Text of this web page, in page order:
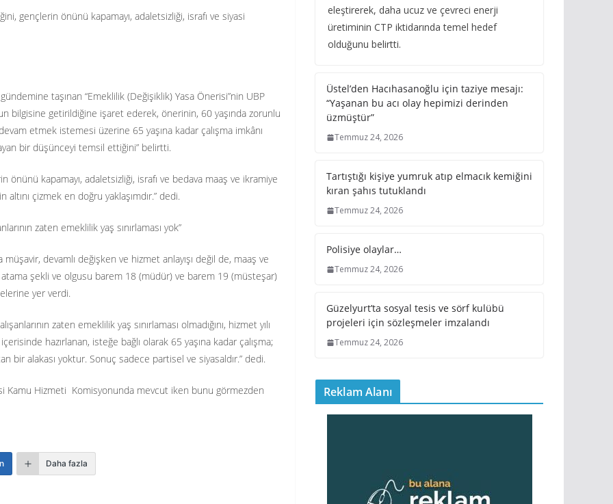
gençlerin önünü kapamayı, adaletsizliği, israfı ve siyasi
taşınan “Emeklilik (Değişiklik) Yasa Önerisi”nin UBP
bilgisine getirildiğine işaret ederek, önerinin, 60 yaşında zorunlu
etmek istemesi üzerine 65 yaşına kadar çalışma imkânı
bir düşünceyi temsil ettiğini” belirtti.
önünü kapamayı, adaletsizliği, israfı ve bedava maaş ve ikramiye
çizmek en doğru yaklaşımdır.” dedi.
zaten emeklilik yaş sınırlaması yok”
müşavir, devamlı değişken ve hizmet anlayışı değil de, maaş ve
şekli ve olgusu barem 18 (müdür) ve barem 19 (müsteşar)
yer verdi.
zaten emeklilik yaş sınırlaması olmadığını, hizmet yılı
hazırlanan, isteğe bağlı olarak 65 yaşına kadar çalışma;
bir alakası yoktur. Sonuç sadece partisel ve siyasaldır.” dedi.
Kamu Hizmeti Komisyonunda mevcut iken bunu görmezden
Daha fazla
eleştirerek, daha ucuz ve çevreci enerji
üretiminin CTP iktidarında temel hedef
olduğunu belirtti.
Üstel’den Hacıhasanoğlu için taziye mesajı:
“Yaşanan bu acı olay hepimizi derinden
üzmüştür”
Temmuz 24, 2026
Tartıştığı kişiye yumruk atıp elmacık kemiğini
kıran şahıs tutuklandı
Temmuz 24, 2026
Polisiye olaylar…
Temmuz 24, 2026
Güzelyurt’ta sosyal tesis ve sörf kulübü
projeleri için sözleşmeler imzalandı
Temmuz 24, 2026
Reklam Alanı